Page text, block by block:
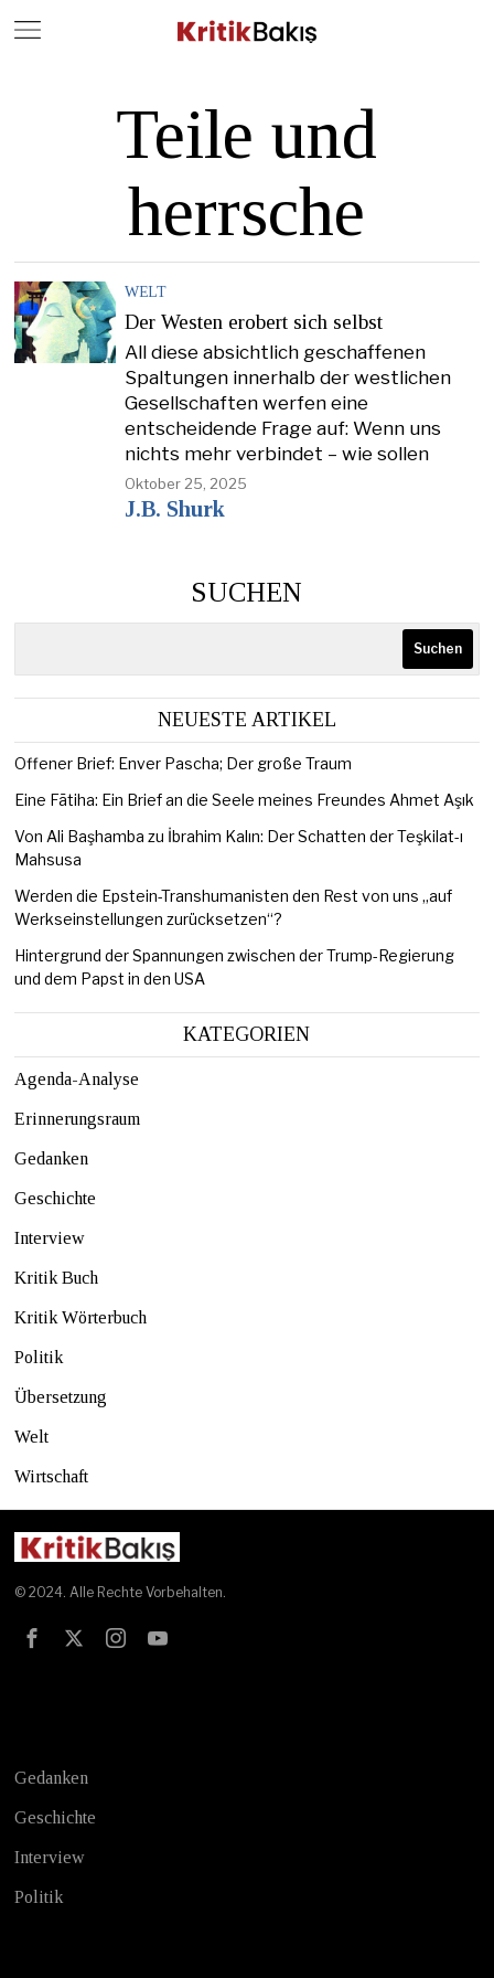
Teile und
herrsche
WELT
Der Westen erobert sich selbst
All diese absichtlich geschaffenen
Spaltungen innerhalb der westlichen
Gesellschaften werfen eine
entscheidende Frage auf: Wenn uns
nichts mehr verbindet – wie sollen
Oktober 25, 2025
J.B. Shurk
SUCHEN
Suchen
NEUESTE ARTIKEL
Offener Brief: Enver Pascha; Der große Traum
Eine Fātiha: Ein Brief an die Seele meines Freundes Ahmet Aşık
Von Ali Başhamba zu İbrahim Kalın: Der Schatten der Teşkilat-ı
Mahsusa
Werden die Epstein-Transhumanisten den Rest von uns „auf
Werkseinstellungen zurücksetzen“?
Hintergrund der Spannungen zwischen der Trump-Regierung
und dem Papst in den USA
KATEGORIEN
Agenda-Analyse
Erinnerungsraum
Gedanken
Geschichte
Interview
Kritik Buch
Kritik Wörterbuch
Politik
Übersetzung
Welt
Wirtschaft
© 2024. Alle Rechte Vorbehalten.
Gedanken
Geschichte
Interview
Politik